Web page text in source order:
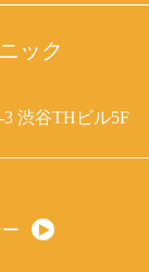
ック
渋谷THビル5F